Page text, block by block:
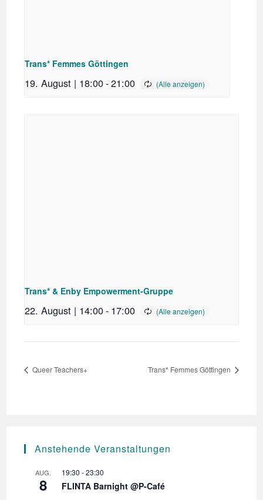
Trans* Femmes Göttingen
19. August | 18:00-21:00
Trans* & Enby Empowerment-Gruppe
22. August | 14:00- 17:00
Queer Teachers+ Trans* Femmes Göttingen
Anstehende Veranstaltungen
AUG.
8
19:30 -23:30
FLINTA Barnight @P-Café